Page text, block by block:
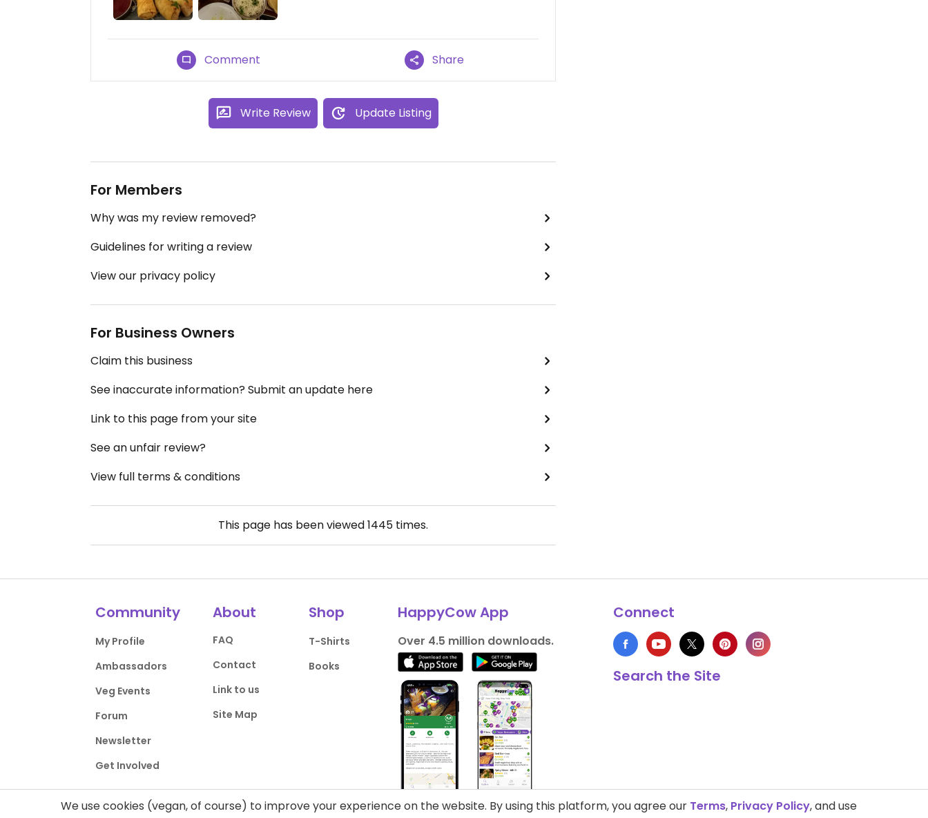
Comment Share
Write Review Update Listing
For Members
Why was my review removed?
Guidelines for writing a review
View our privacy policy
For Business Owners
Claim this business
See inaccurate information? Submit an update here
Link to this page from your site
See an unfair review?
View full terms & conditions
This page has been viewed1445 times.
Community
My Profile
Ambassadors
Veg Events
Forum
Newsletter
Get Involved
About
FAQ
Contact
Link to us
Site Map
Shop
T-Shirts
Books
HappyCow App
Over 4.5 million downloads.
Connect
Search the Site
We use cookies (vegan, of course) to improve your experience on the website. By using this platform, you agree our Terms, Privacy Policy, and use